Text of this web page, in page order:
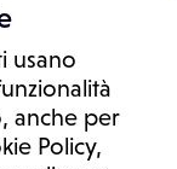
usano
anche per
Policy,
un consulto medico.
un consulto, una